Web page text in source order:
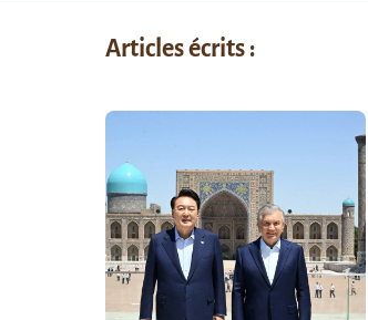
Articles écrits :